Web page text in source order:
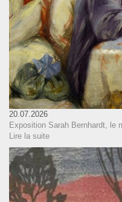
20.07.2026
Exposition Sarah Bernhardt, le
Lire la suite